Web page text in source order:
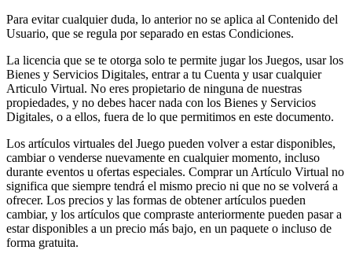
Para evitar cualquier duda, lo anterior no se aplica al Contenido del
Usuario, que se regula por separado en estas Condiciones.
La licencia que se te otorga solo te permite jugar los Juegos, usar los
Bienes y Servicios Digitales, entrar a tu Cuenta y usar cualquier
Articulo Virtual. No eres propietario de ninguna de nuestras
propiedades, y no debes hacer nada con los Bienes y Servicios
Digitales, o a ellos, fuera de lo que permitimos en este documento.
Los artículos virtuales del Juego pueden volver a estar disponibles,
cambiar o venderse nuevamente en cualquier momento, incluso
durante eventos u ofertas especiales. Comprar un Artículo Virtual no
significa que siempre tendrá el mismo precio ni que no se volverá a
ofrecer. Los precios y las formas de obtener artículos pueden
cambiar, y los artículos que compraste anteriormente pueden pasar a
estar disponibles a un precio más bajo, en un paquete o incluso de
forma gratuita.